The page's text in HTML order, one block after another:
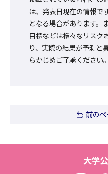
は、発表日現在の情報で
となる場合があります。
目標などは様々なリスク
り、実際の結果が予測と
らかじめご了承ください。
前のペ
大学